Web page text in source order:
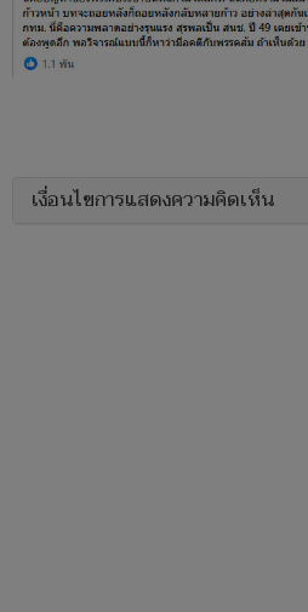
เงื่อนไขการแสดงความคิดเห็น